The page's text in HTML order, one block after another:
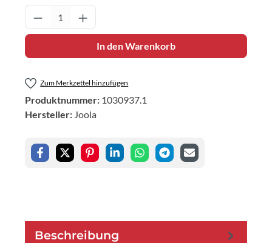
Produkt Anzahl: Gib den gewünschten
In den Warenkorb
Zum Merkzettel hinzufügen
Produktnummer: 1030937.1
Hersteller: Joola
Beschreibung